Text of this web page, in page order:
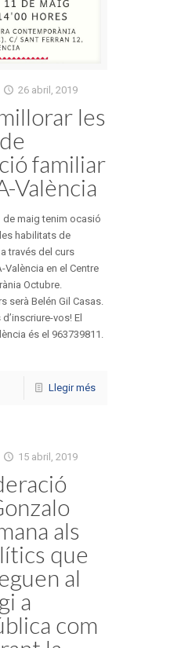
26 abril, 2019
les
familiar
València
maig tenim ocasió
habilitats de
través del curs
València en el Centre
Octubre.
serà Belén Gil Casas.
vos! El
és el 963739811.
Llegir més
15 abril, 2019
als
que
al
a
com